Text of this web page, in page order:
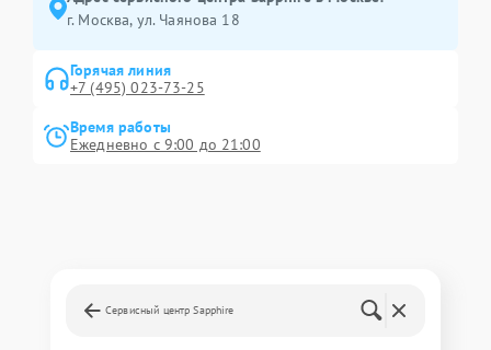
г. Москва, ул. Чаянова 18
Горячая линия
+7 (495) 023-73-25
Время работы
Ежедневно с 9:00 до 21:00
Сервисный центр Sapphire